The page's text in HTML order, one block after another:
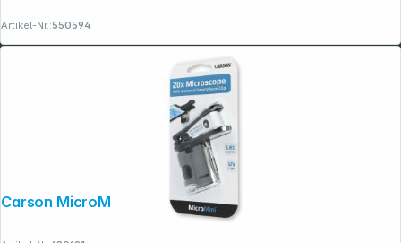
Artikel-Nr.:550594
Carson MicroMini